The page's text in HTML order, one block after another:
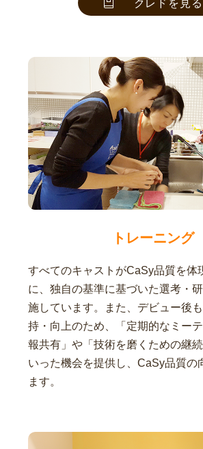
クレドを見る
トレーニング
すべてのキャストがCaSy品質を体
に、独自の基準に基づいた選考・
施しています。また、デビュー後
持・向上のため、「定期的なミー
報共有」や「技術を磨くための継
いった機会を提供し、CaSy品質の
ます。